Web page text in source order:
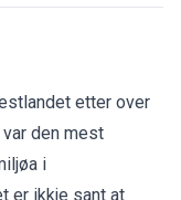
etter over
den mest
i
er ikkje sant at